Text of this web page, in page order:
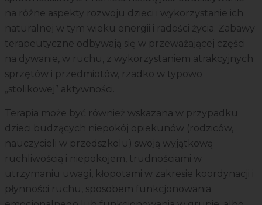
na różne aspekty rozwoju dzieci i wykorzystanie ich
naturalnej w tym wieku energii i radości życia. Zabawy
terapeutyczne odbywają się w przeważającej części
na dywanie, w ruchu, z wykorzystaniem atrakcyjnych
sprzętów i przedmiotów, rzadko w typowo
„stolikowej” aktywności.
Terapia może być również wskazana w przypadku
dzieci budzących niepokój opiekunów (rodziców,
nauczycieli w przedszkolu) swoją wyjątkową
ruchliwością i niepokojem, trudnościami w
utrzymaniu uwagi, kłopotami w zakresie koordynacji i
płynności ruchu, sposobem funkcjonowania